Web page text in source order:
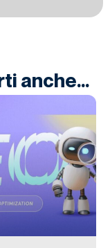
anche...